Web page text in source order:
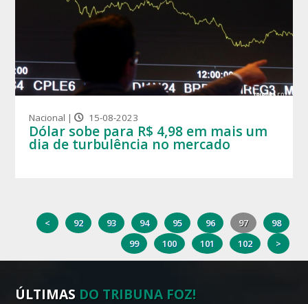
Nacional | 15-08-2023
Dólar sobe para R$ 4,98 em mais um
dia de turbulência no mercado
< 92 93 94 95 96 97
98
99
100 101 102 >
ÚLTIMAS DO TRIBUNA FOZ!